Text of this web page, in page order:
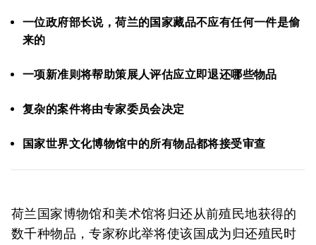
一位政府部长说，荷兰的国家藏品不应有任何一件是偷
来的
一项新准则将帮助策展人评估应立即退还哪些物品
复杂的案件将由专家委员会决定
国家世界文化博物馆中的所有物品都将接受审查
荷兰国家博物馆和美术馆将归还从前殖民地获得的
数千种物品，专家称此举将使该国成为归还殖民时